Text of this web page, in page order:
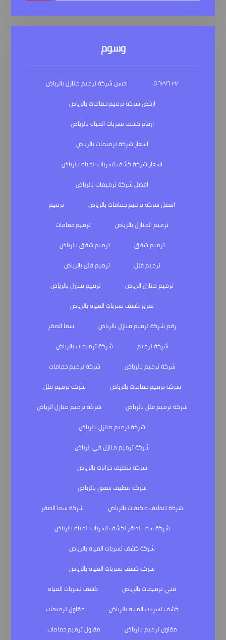
وسوم
٠٥٠٦٢٧٦٠٢٧
احسن شركة ترميم منازل بالرياض
ارخص شركة ترميم حمامات بالرياض
ارقام كشف تسربات المياه بالرياض
اسعار شركة ترميمات بالرياض
اسعار شركة كشف تسربات المياه بالرياض
افضل شركة ترميمات بالرياض
افضل شركة ترميم حمامات بالرياض
ترميم
ترميم المنازل بالرياض
ترميم حمامات
ترميم شقق
ترميم شقق بالرياض
ترميم فلل
ترميم فلل بالرياض
ترميم منازل الرياض
ترميم منازل بالرياض
تقرير كشف تسربات المياه بالرياض
رقم شركة ترميم منازل بالرياض
سما الصقر
شركة ترميم
شركة ترميمات بالرياض
شركة ترميم بالرياض
شركة ترميم حمامات
شركة ترميم حمامات بالرياض
شركة ترميم فلل
شركة ترميم فلل بالرياض
شركة ترميم منازل الرياض
شركة ترميم منازل بالرياض
شركة ترميم منازل في الرياض
شركة تنظيف خزانات بالرياض
شركة تنظيف شقق بالرياض
شركة تنظيف مكيفات بالرياض
شركة سما الصقر
شركة سما الصقر لكشف تسربات المياه بالرياض
شركة كشف تسربات المياه بالرياض
شركه كشف تسربات المياه بالرياض
فني ترميمات بالرياض
كشف تسربات المياه
كشف تسربات المياه بالرياض
مقاول ترميمات
مقاول ترميم بالرياض
مقاول ترميم حمامات